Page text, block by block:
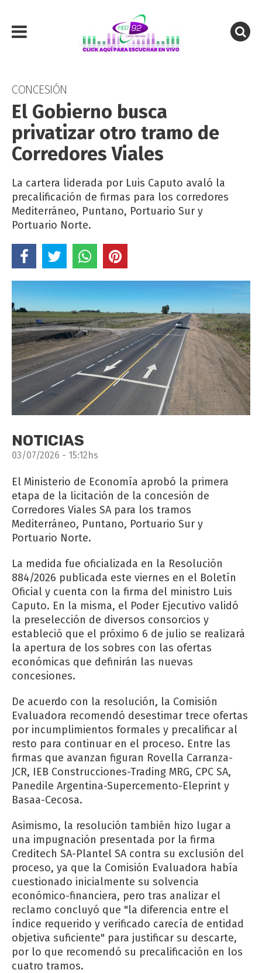
CONCESIÓN
El Gobierno busca
privatizar otro tramo de
Corredores Viales
La cartera liderada por Luis Caputo avaló la
precalificación de firmas para los corredores
Mediterráneo, Puntano, Portuario Sur y
Portuario Norte.
NOTICIAS
03/07/2026 - 15:12hs
El Ministerio de Economía aprobó la primera
etapa de la licitación de la concesión de
Corredores Viales SA para los tramos
Mediterráneo, Puntano, Portuario Sur y
Portuario Norte.
La medida fue oficializada en la Resolución
884/2026 publicada este viernes en el Boletín
Oficial y cuenta con la firma del ministro Luis
Caputo. En la misma, el Poder Ejecutivo validó
la preselección de diversos consorcios y
estableció que el próximo 6 de julio se realizará
la apertura de los sobres con las ofertas
económicas que definirán las nuevas
concesiones.
De acuerdo con la resolución, la Comisión
Evaluadora recomendó desestimar trece ofertas
por incumplimientos formales y precalificar al
resto para continuar en el proceso. Entre las
firmas que avanzan figuran Rovella Carranza-
JCR, IEB Construcciones-Trading MRG, CPC SA,
Panedile Argentina-Supercemento-Eleprint y
Basaa-Cecosa.
Asimismo, la resolución también hizo lugar a
una impugnación presentada por la firma
Creditech SA-Plantel SA contra su exclusión del
proceso, ya que la Comisión Evaluadora había
cuestionado inicialmente su solvencia
económico-financiera, pero tras analizar el
reclamo concluyó que "la diferencia entre el
índice requerido y verificado carecía de entidad
objetiva suficiente" para justificar su descarte,
por lo que recomendó su precalificación en los
cuatro tramos.